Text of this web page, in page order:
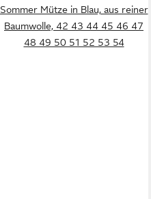
Sommer Mütze in Blau, aus reiner
Baumwolle, 42 43 44 45 46 47
48 49 50 51 52 53 54